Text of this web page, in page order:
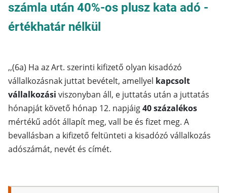
számla után 40%-os plusz kata adó -
értékhatár nélkül
,,(6a) Ha az Art. szerinti kifizető olyan kisadózó
vállalkozásnak juttat bevételt, amellyel kapcsolt
vállalkozási viszonyban áll, e juttatás után a juttatás
hónapját követő hónap 12. napjáig40 százalékos
mértékű adót állapít meg, vall be és fizet meg. A
bevallásban a kifizető feltünteti a kisadózó vállalkozás
adószámát, nevét és címét.